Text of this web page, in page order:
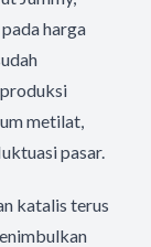
harga
metilat,
pasar.
katalis terus